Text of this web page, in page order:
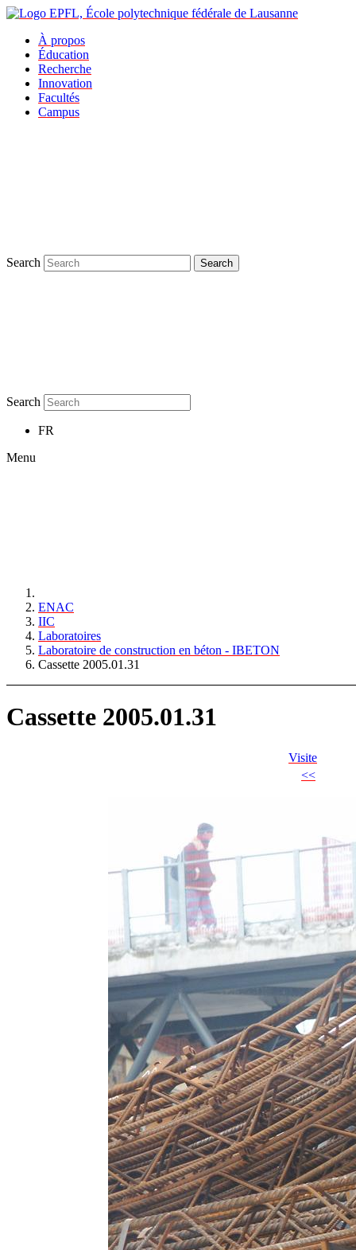
À propos
Éducation
Recherche
Innovation
Facultés
Campus
Search Search
Search
FR
Menu
ENAC
IIC
Laboratoires
Laboratoire de construction en béton - IBETON
Cassette 2005.01.31
Cassette 2005.01.31
Visite
<<